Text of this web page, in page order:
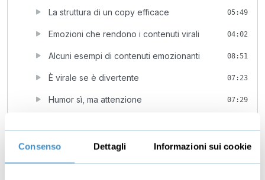
Consenso Dettagli Informazioni sui cookie
La struttura di un copy efficace 05:49
Emozioni che rendono i contenuti virali 04:02
Alcuni esempi di contenuti emozionanti 08:51
È virale se è divertente 07:23
Humor sì, ma attenzione 07:29
È virale se imbarazza qualcuno 04:35
È virale se controcorrente 03:27